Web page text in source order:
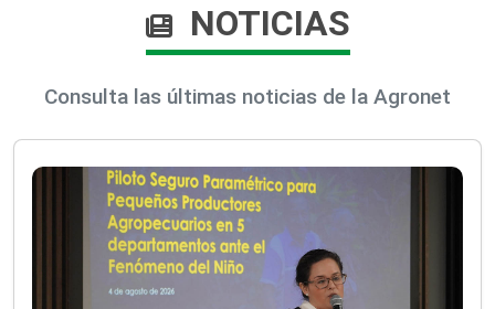
NOTICIAS
Consulta las últimas noticias de la Agronet